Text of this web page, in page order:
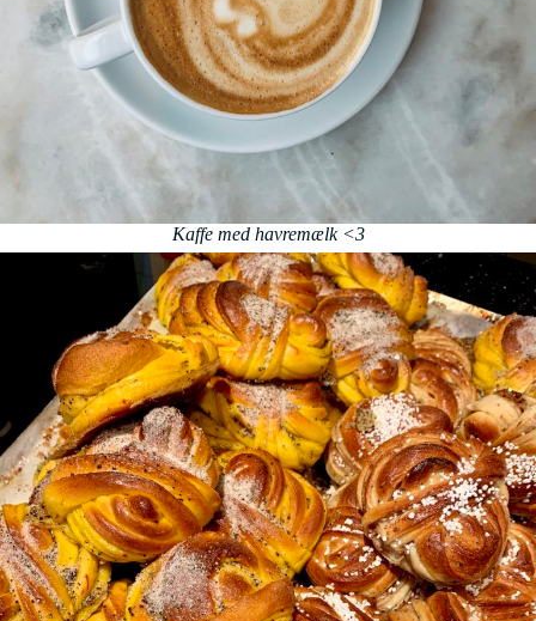
Kaffe med havremælk <3